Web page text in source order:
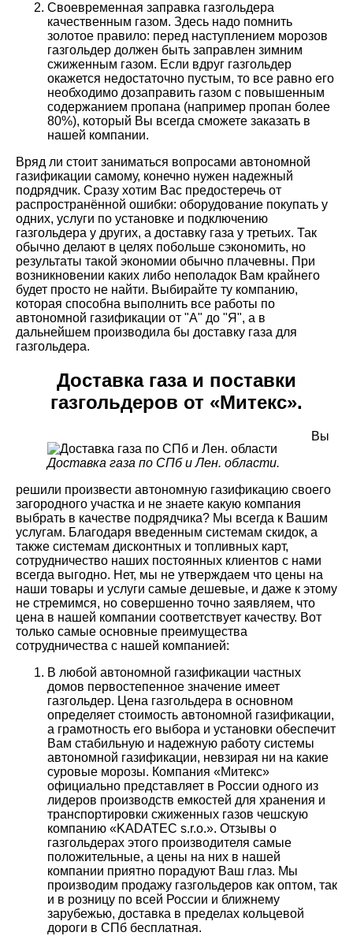
Своевременная заправка газгольдера
качественным газом. Здесь надо помнить
золотое правило: перед наступлением морозов
газгольдер должен быть заправлен зимним
сжиженным газом. Если вдруг газгольдер
окажется недостаточно пустым, то все равно его
необходимо дозаправить газом с повышенным
содержанием пропана (например пропан более
80%), который Вы всегда сможете заказать в
нашей компании.
Вряд ли стоит заниматься вопросами автономной
газификации самому, конечно нужен надежный
подрядчик. Сразу хотим Вас предостеречь от
распространённой ошибки: оборудование покупать у
одних, услуги по установке и подключению
газгольдера у других, а доставку газа у третьих. Так
обычно делают в целях побольше сэкономить, но
результаты такой экономии обычно плачевны. При
возникновении каких либо неполадок Вам крайнего
будет просто не найти. Выбирайте ту компанию,
которая способна выполнить все работы по
автономной газификации от "А" до "Я", а в
дальнейшем производила бы доставку газа для
газгольдера.
Доставка газа и поставки
газгольдеров от «Митекс».
Доставка газа по СПб и Лен. области.
Вы
решили произвести автономную газификацию своего
загородного участка и не знаете какую компания
выбрать в качестве подрядчика? Мы всегда к Вашим
услугам. Благодаря введенным системам скидок, а
также системам дисконтных и топливных карт,
сотрудничество наших постоянных клиентов с нами
всегда выгодно. Нет, мы не утверждаем что цены на
наши товары и услуги самые дешевые, и даже к этому
не стремимся, но совершенно точно заявляем, что
цена в нашей компании соответствует качеству. Вот
только самые основные преимущества
сотрудничества с нашей компанией:
В любой автономной газификации частных
домов первостепенное значение имеет
газгольдер. Цена газгольдера в основном
определяет стоимость автономной газификации,
а грамотность его выбора и установки обеспечит
Вам стабильную и надежную работу системы
автономной газификации, невзирая ни на какие
суровые морозы. Компания «Митекс»
официально представляет в России одного из
лидеров производств емкостей для хранения и
транспортировки сжиженных газов чешскую
компанию «KADATEC s.r.o.». Отзывы о
газгольдерах этого производителя самые
положительные, а цены на них в нашей
компании приятно порадуют Ваш глаз. Мы
производим продажу газгольдеров как оптом, так
и в розницу по всей России и ближнему
зарубежью, доставка в пределах кольцевой
дороги в СПб бесплатная.